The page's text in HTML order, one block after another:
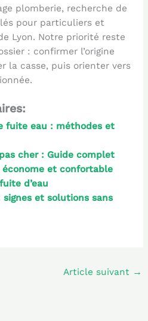
plomberie, recherche de
pour particuliers et
Lyon. Notre priorité reste
: confirmer l’origine
la casse, puis orienter vers
fuite eau : méthodes et
cher : Guide complet
économe et confortable
d’eau
signes et solutions sans
Article suivant →